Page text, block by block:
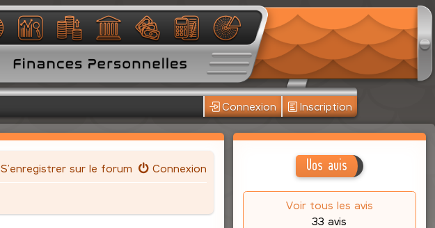
Connexion Inscription
Connexion
S’enregistrer sur le forum Vos avis
Voir tous les avis
33 avis